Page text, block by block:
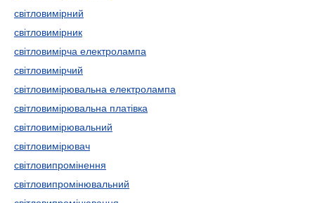
світловимірний
світловимірник
світловимірча електролампа
світловимірчий
світловимірювальна електролампа
світловимірювальна платівка
світловимірювальний
світловимірювач
світловипромінення
світловипромінювальний